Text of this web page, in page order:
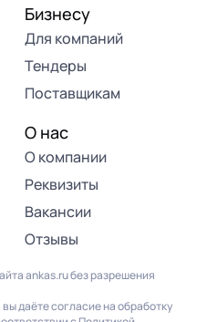
Бизнесу
Для компаний
Тендеры
Поставщикам
О нас
О компании
Реквизиты
Вакансии
Отзывы
ankas.ru без разрешения
даёте согласие на обработку